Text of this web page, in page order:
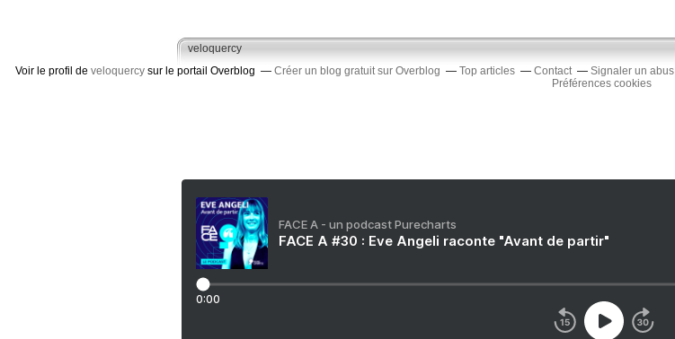
veloquercy
Voir le profil de veloquercy sur le portail Overblog Créer un blog gratuit sur Overblog Top articles Contact Signaler un abus
Préférences cookies
FACE A - un podcast Purecharts
FACE A #30 : Eve Angeli raconte "Avant de partir"
0:00